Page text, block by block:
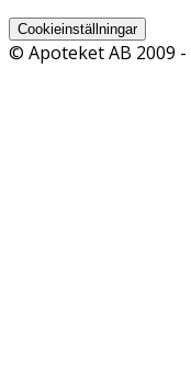
Cookieinställningar
© Apoteket AB 2009 -